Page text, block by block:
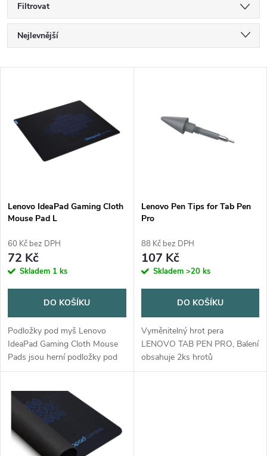
Filtrovat
Ř
a
e
p
r
o
u
k
t
ů
Nejlevnější
Abecedně
ý
p
s
p
r
o
d
u
k
t
ů
Lenovo IdeaPad Gaming Cloth
Mouse Pad L
60 Kč bez DPH
72 Kč
Skladem 1 ks
DO KOŠÍKU
Podložky pod myš Lenovo
IdeaPad Gaming Cloth Mouse
Pads jsou herní podložky pod
myš, které nabízejí nerušený
voděodolným povrchem a
protiskluzovou...
Lenovo Pen Tips for Tab Pen
Pro
88 Kč bez DPH
107 Kč
Skladem >20 ks
DO KOŠÍKU
Vyměnitelný hrot pera
LENOVO TAB PEN PRO, Balení
obsahuje 2ks hrotů